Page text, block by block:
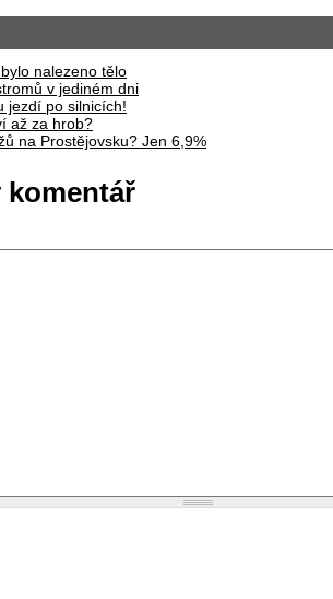
nalezeno tělo
v jediném dni
jezdí po silnicích!
až za hrob?
na Prostějovsku? Jen 6,9%
komentář